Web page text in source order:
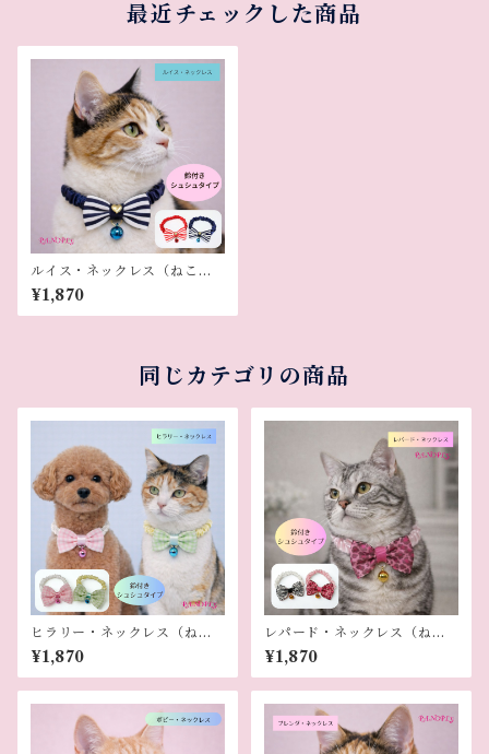
最近チェックした商品
ルイス・ネックレス（ねこ
用）
¥1,870
同じカテゴリの商品
ヒラリー・ネックレス（ねこ
用）
¥1,870
レパード・ネックレス（ねこ
用）
¥1,870